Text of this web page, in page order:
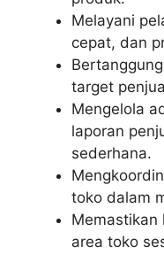
Melayani
cepat, dan
target
Mengelola
laporan
sederhana.
toko dalam
Memastikan
area toko